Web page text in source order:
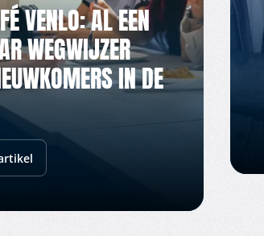
VENLO: AL EEN
WEGWIJZER
IN DE